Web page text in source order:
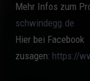
Mehr Infos zum
schwindegg.de
Hier bei Facebook
zusagen: https://